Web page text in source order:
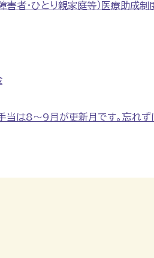
害者・ひとり親家庭等）医療助成制
当は8～9月が更新月です。忘れず